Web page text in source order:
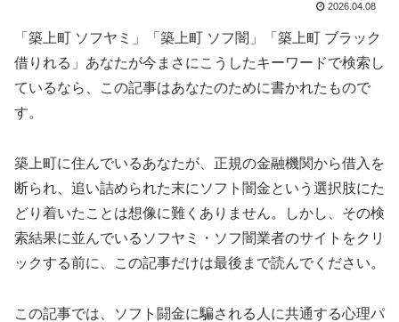
2026.04.08
「築上町 ソフヤミ」「築上町 ソフ闇」「築上町 ブラック
借りれる」あなたが今まさにこうしたキーワードで検索し
ているなら、この記事はあなたのために書かれたもので
す。
築上町に住んでいるあなたが、正規の金融機関から借入を
断られ、追い詰められた末にソフト闇金という選択肢にた
どり着いたことは想像に難くありません。しかし、その検
索結果に並んでいるソフヤミ・ソフ闇業者のサイトをクリ
ックする前に、この記事だけは最後まで読んでください。
この記事では、ソフト闘金に騙される人に共通する心理パ